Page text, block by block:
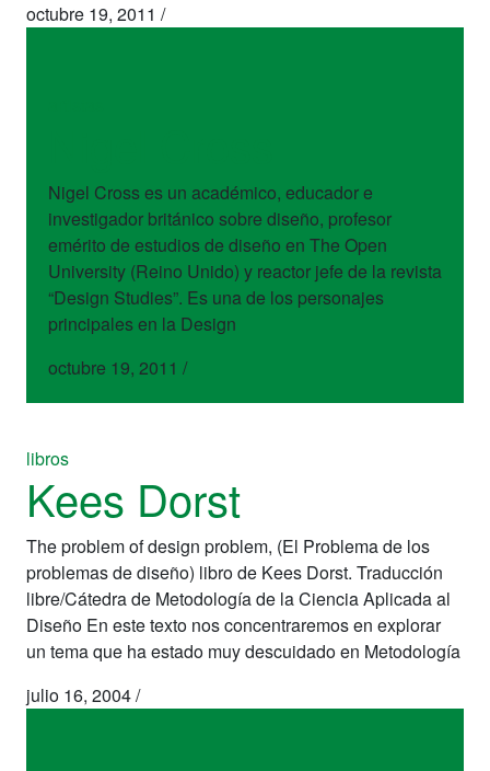
octubre 19, 2011 /
Nigel Cross es un académico, educador e
investigador británico sobre diseño, profesor
emérito de estudios de diseño en The Open
University (Reino Unido) y reactor jefe de la revista
“Design Studies”. Es una de los personajes
principales en la Design
octubre 19, 2011 /
libros
Kees Dorst
The problem of design problem, (El Problema de los
problemas de diseño) libro de Kees Dorst. Traducción
libre/Cátedra de Metodología de la Ciencia Aplicada al
Diseño En este texto nos concentraremos en explorar
un tema que ha estado muy descuidado en Metodología
julio 16, 2004/